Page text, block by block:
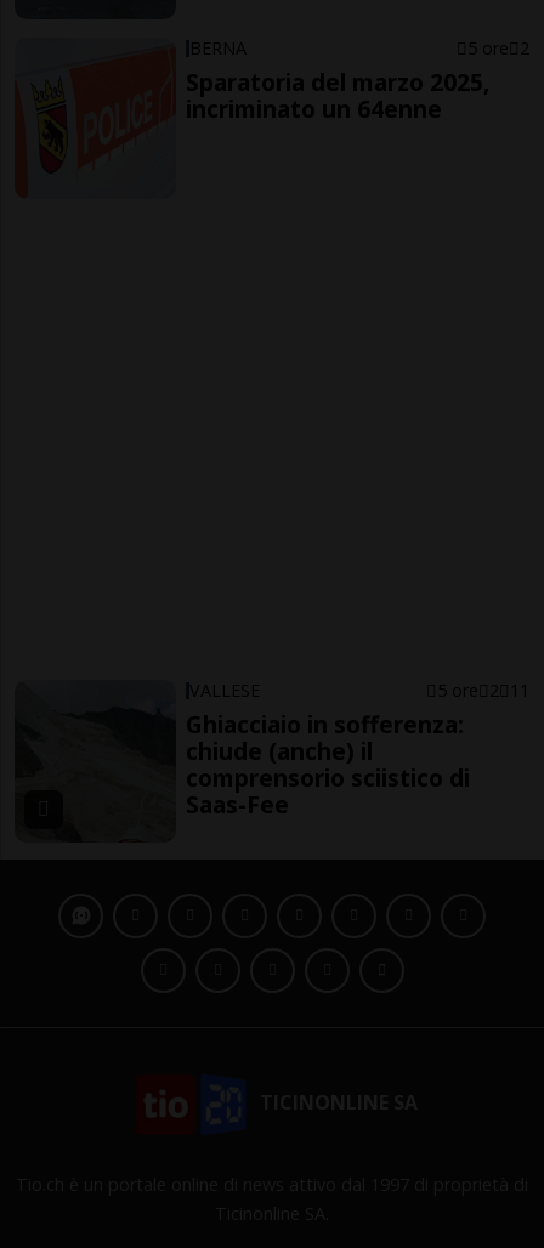
BERNA 5 ore 2
Sparatoria del marzo 2025,
incriminato un 64enne
VALLESE 5 ore 2 11
Ghiacciaio in sofferenza:
chiude (anche) il
comprensorio sciistico di
Saas-Fee